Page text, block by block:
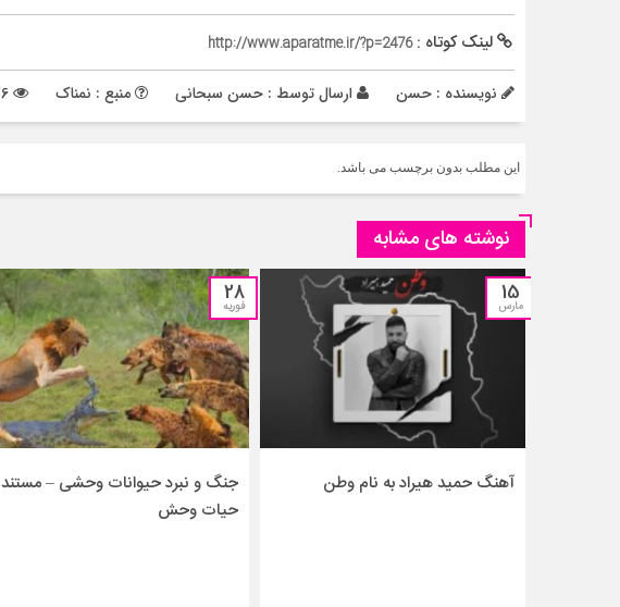
لینک کوتاه :http://www.aparatme.ir/?p=2476
نویسنده : حسن ارسال توسط : حسن سبحانی منبع : نمناک
این مطلب بدون برچسب می باشد.
نوشته های مشابه
15
مارس
آهنگ حمید هیراد به نام وطن
28
فوریه
جنگ و نبرد حیوانات وحشی – مستند
حیات وحش